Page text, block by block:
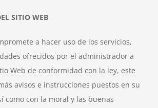
SITIO WEB
a hacer uso de los servicios,
ofrecidos por el administrador a
Web de conformidad con la ley, este
avisos e instrucciones puestos en su
como con la moral y las buenas